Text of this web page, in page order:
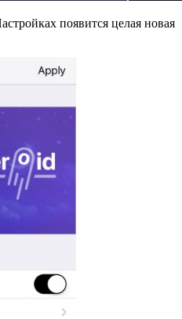
появится целая новая